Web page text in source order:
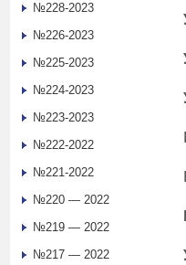
№228-2023
№226-2023
№225-2023
№224-2023
№223-2023
№222-2022
№221-2022
№220 — 2022
№219 — 2022
№217 — 2022